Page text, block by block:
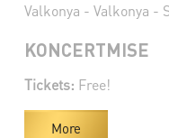
Valkonya - Valkonya -
KONCERTMISE
Tickets: Free!
More